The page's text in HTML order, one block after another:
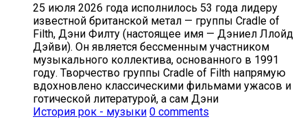
25 июля 2026 года исполнилось 53 года лидеру
известной британской метал — группы Cradle of
Filth, Дэни Филту (настоящее имя — Дэниел Ллойд
Дэйви). Он является бессменным участником
музыкального коллектива, основанного в 1991
году. Творчество группы Cradle of Filth напрямую
вдохновлено классическими фильмами ужасов и
готической литературой, а сам Дэни
История рок - музыки 0 comments